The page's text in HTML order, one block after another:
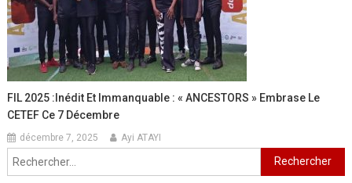
FIL 2025 :Inédit Et Immanquable : « ANCESTORS » Embrase Le
CETEF Ce 7 Décembre
décembre 7, 2025 Ayi ATAYI
Rechercher :